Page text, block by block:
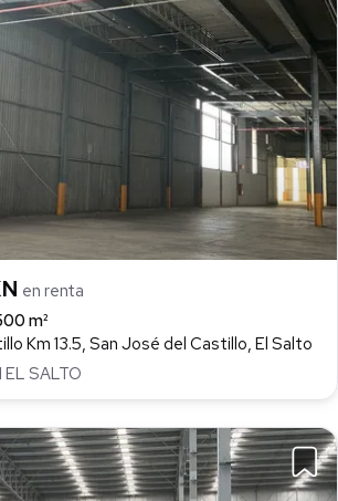
en renta
m²
Km 13.5, San José del Castillo, El Salto
EL SALTO